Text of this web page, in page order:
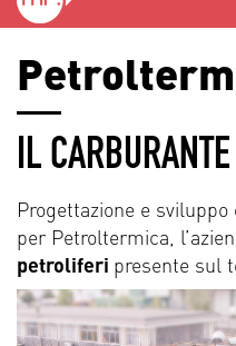
IL
Progettazione e
per Petroltermica,
petroliferi presente sul